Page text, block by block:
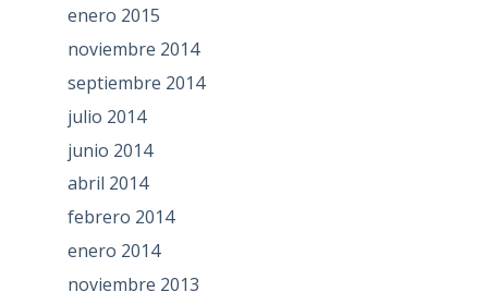
enero 2015
noviembre 2014
septiembre 2014
julio 2014
junio 2014
abril 2014
febrero 2014
enero 2014
noviembre 2013